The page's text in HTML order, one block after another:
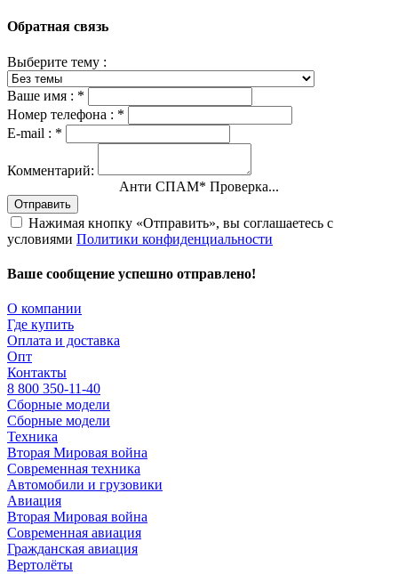
Обратная связь
Выберите тему :
Ваше имя : *
Номер телефона : *
E-mail : *
Комментарий:
Анти СПАМ* Проверка...
Отправить
Нажимая кнопку «Отправить», вы соглашаетесь с
условиями Политики конфиденциальности
Ваше сообщение успешно отправлено!
О компании
Где купить
Оплата и доставка
Опт
Контакты
8 800 350-11-40
Сборные модели
Сборные модели
Техника
Вторая Мировая война
Современная техника
Автомобили и грузовики
Авиация
Вторая Мировая война
Современная авиация
Гражданская авиация
Вертолёты